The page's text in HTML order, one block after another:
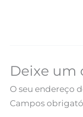
Deixe um
O seu endereço
Campos